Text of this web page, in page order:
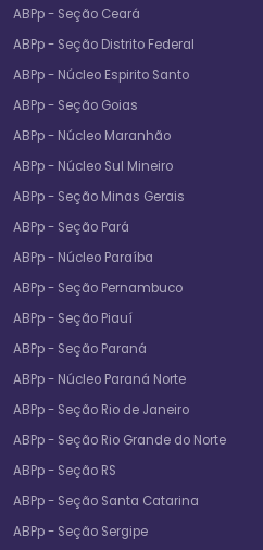
ABPp - Seção Ceará
ABPp - Seção Distrito Federal
ABPp - Núcleo Espirito Santo
ABPp - Seção Goias
ABPp - Núcleo Maranhão
ABPp - Núcleo Sul Mineiro
ABPp - Seção Minas Gerais
ABPp - Seção Pará
ABPp - Núcleo Paraíba
ABPp - Seção Pernambuco
ABPp - Seção Piauí
ABPp - Seção Paraná
ABPp - Núcleo Paraná Norte
ABPp - Seção Rio de Janeiro
ABPp - Seção Rio Grande do Norte
ABPp - Seção RS
ABPp - Seção Santa Catarina
ABPp - Seção Sergipe